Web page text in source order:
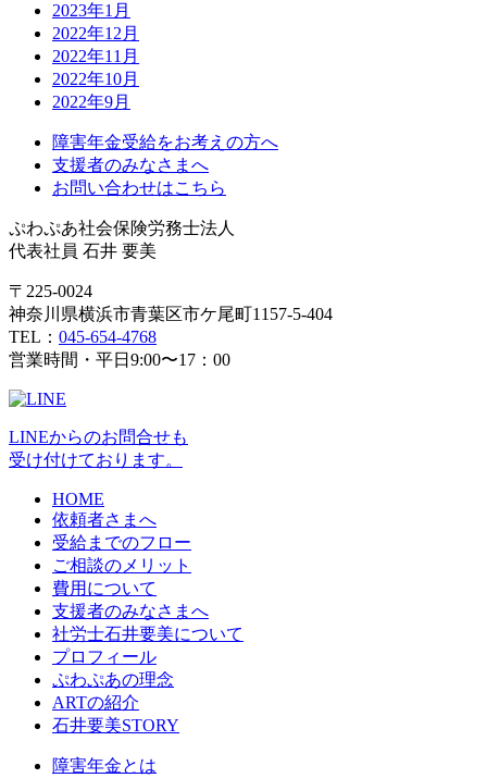
2023年1月
2022年12月
2022年11月
2022年10月
2022年9月
障害年金受給をお考えの方へ
支援者のみなさまへ
お問い合わせはこちら
ぷわぷあ社会保険労務士法人
代表社員 石井 要美
〒225-0024
神奈川県横浜市青葉区市ケ尾町1157-5-404
TEL： 045-654-4768
営業時間・平日9:00〜17：00
LINEからのお問合せも
受け付けております。
HOME
依頼者さまへ
受給までのフロー
ご相談のメリット
費用について
支援者のみなさまへ
社労士石井要美について
プロフィール
ぷわぷあの理念
ARTの紹介
石井要美STORY
障害年金とは